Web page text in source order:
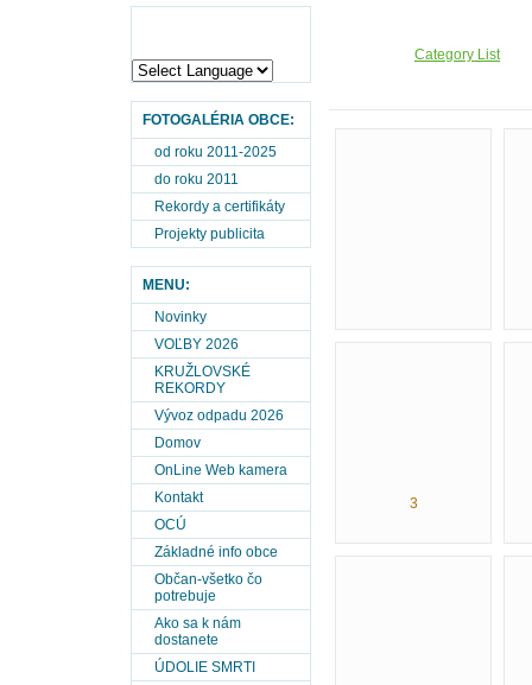
FOTOGALÉRIA OBCE:
od roku 2011-2025
do roku 2011
Rekordy a certifikáty
Projekty publicita
MENU:
Novinky
VOĽBY 2026
KRUŽLOVSKÉ
REKORDY
Vývoz odpadu 2026
Domov
OnLine Web kamera
Kontakt
OCÚ
Základné info obce
Občan-všetko čo
potrebuje
Ako sa k nám
dostanete
ÚDOLIE SMRTI
Category List
3